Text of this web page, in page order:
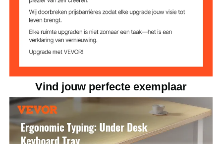
Schuiflengte
Laadvermogen
Gewicht 4,65 kg
Vind jouw perfecte exemplaar